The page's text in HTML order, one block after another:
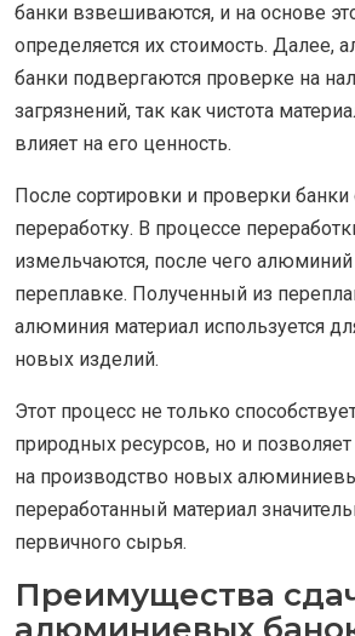
банки взвешиваются, и на основе
определяется их стоимость. Далее,
банки подвергаются проверке на
загрязнений, так как чистота
влияет на его ценность.
После сортировки и проверки банки
переработку. В процессе
измельчаются, после чего алюминий
переплавке. Полученный из
алюминия материал используется
новых изделий.
Этот процесс не только
природных ресурсов, но и позволяет
на производство новых
переработанный материал
первичного сырья.
Преимущества